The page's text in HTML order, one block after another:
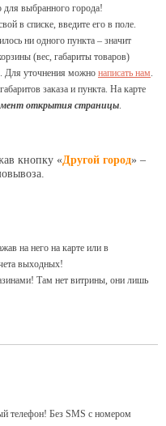
для выбранного города!
в списке, введите его в поле.
ни одного пункта – значит
(вес, габариты товаров)
Для уточнения можно написать нам.
заказа и пункта. На карте
открытия страницы.
кнопку «Другой город» –
на него на карте или в
выходных!
Там нет витрины, они лишь
телефон! Без SMS с номером